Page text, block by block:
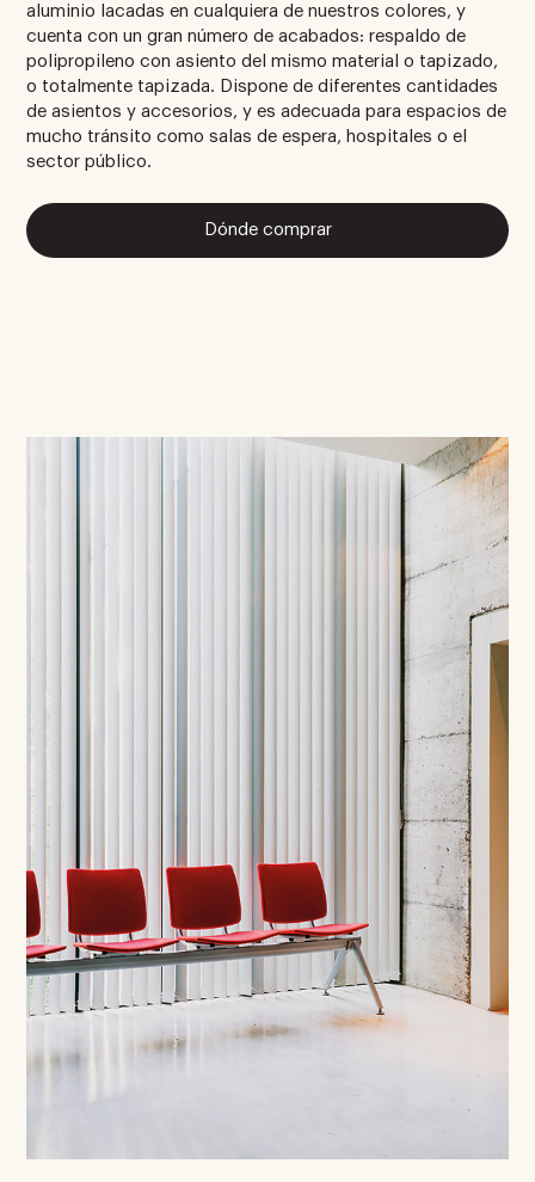
aluminio lacadas en cualquiera de nuestros colores, y
cuenta con un gran número de acabados: respaldo de
polipropileno con asiento del mismo material o tapizado,
o totalmente tapizada. Dispone de diferentes cantidades
de asientos y accesorios, y es adecuada para espacios de
mucho tránsito como salas de espera, hospitales o el
sector público.
Dónde comprar